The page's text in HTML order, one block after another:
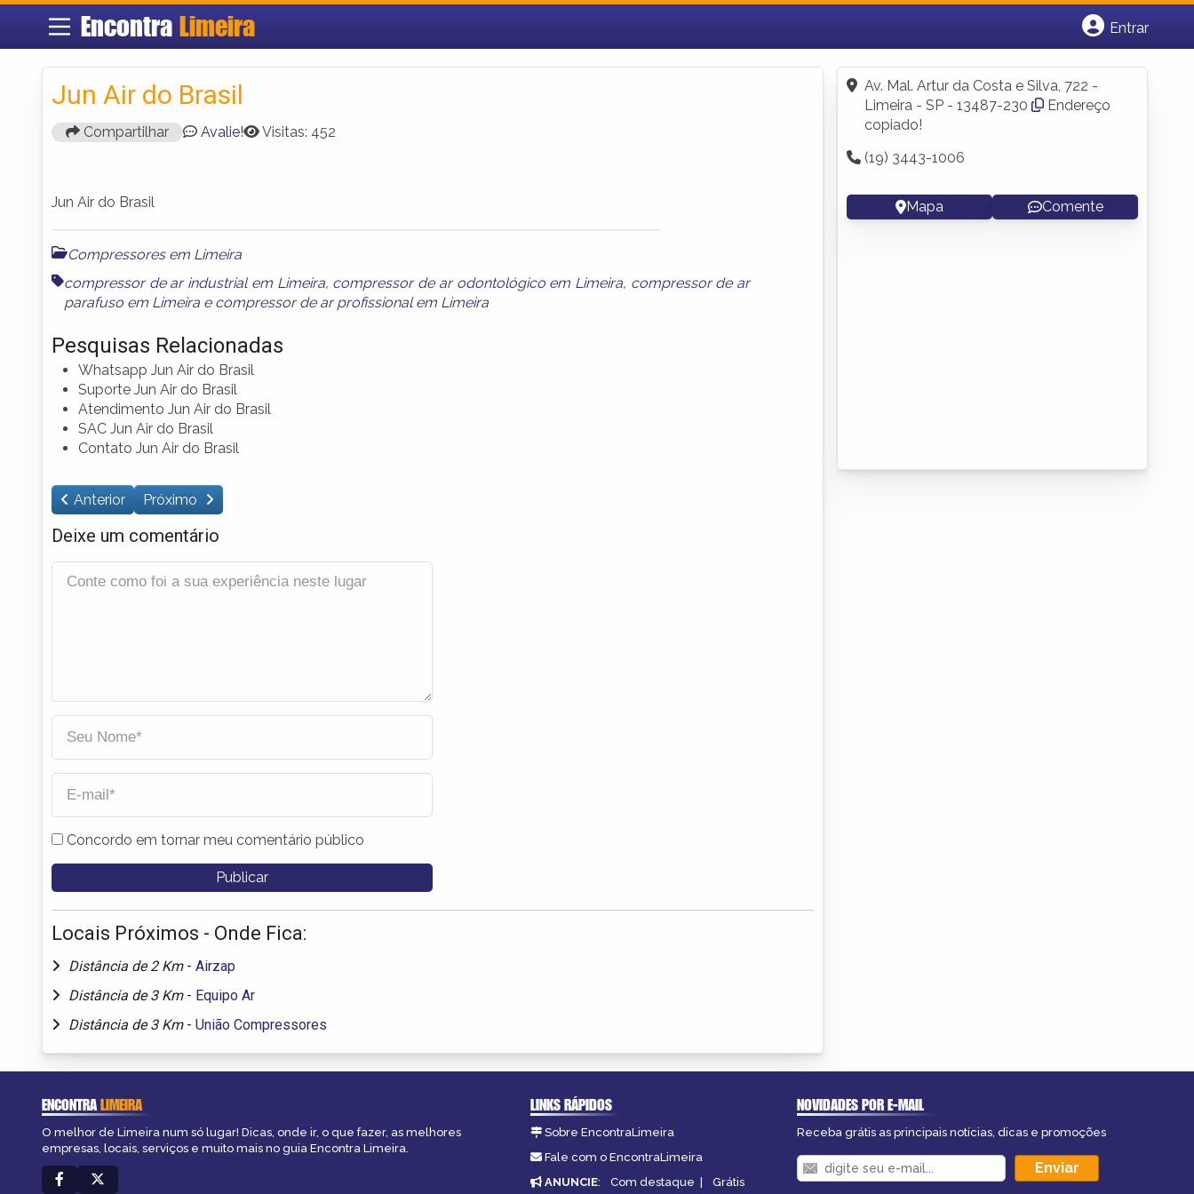
Encontra Limeira
Entrar
Fazer login
Criar conta
Jun Air do Brasil
Compartilhar Avalie! Visitas: 452
Jun Air do Brasil
Compressores em Limeira
compressor de ar industrial em Limeira, compressor de ar odontológico em Limeira, compressor de ar
parafuso em Limeira e compressor de ar profissional em Limeira
Pesquisas Relacionadas
Whatsapp Jun Air do Brasil
Suporte Jun Air do Brasil
Atendimento Jun Air do Brasil
SAC Jun Air do Brasil
Contato Jun Air do Brasil
Anterior Próximo
Deixe um comentário
Concordo em tornar meu comentário público
Locais Próximos - Onde Fica:
Distância de 2 Km - Airzap
Distância de 3 Km - Equipo Ar
Distância de 3 Km - União Compressores
Av. Mal. Artur da Costa e Silva, 722 -
Limeira - SP - 13487-230
Endereço
copiado!
(19) 3443-1006
Mapa Comente
ENCONTRALIMEIRA
O melhor de Limeira num só lugar! Dicas, onde ir, o que fazer, as melhores
empresas, locais, serviços e muito mais no guia Encontra Limeira.
LINKS RÁPIDOS
Sobre EncontraLimeira
Fale com o EncontraLimeira
ANUNCIE: Com destaque | Grátis
NOVIDADES POR E-MAIL
Receba grátis as principais notícias, dicas e promoções